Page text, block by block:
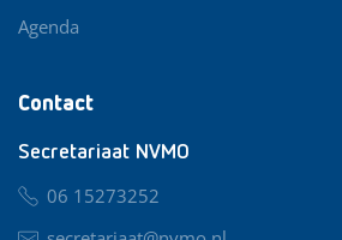
Contact
Secretariaat NVMO
06 15273252
Agenda